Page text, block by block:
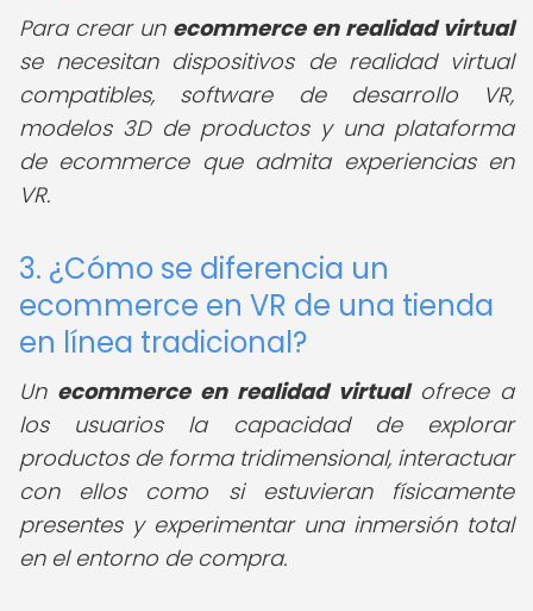
Para crear un ecommerce en realidad virtual
se necesitan dispositivos de realidad virtual
compatibles, software de desarrollo VR,
modelos 3D de productos y una plataforma
de ecommerce que admita experiencias en
VR.
3. ¿Cómo se diferencia un
ecommerce en VR de una tienda
en línea tradicional?
Un ecommerce en realidad virtualofrece a
los usuarios la capacidad de explorar
productos de forma tridimensional, interactuar
con ellos como si estuvieran físicamente
presentes y experimentar una inmersión total
en el entorno de compra.